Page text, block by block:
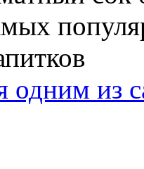
одним